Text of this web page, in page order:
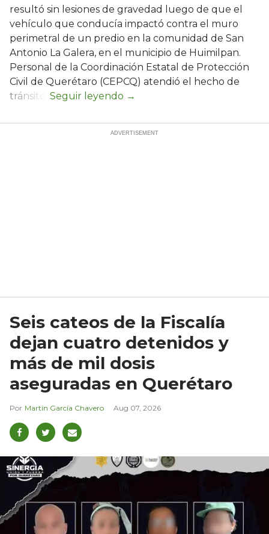
resultó sin lesiones de gravedad luego de que el
vehículo que conducía impactó contra el muro
perimetral de un predio en la comunidad de San
Antonio La Galera, en el municipio de Huimilpan.
Personal de la Coordinación Estatal de Protección
Civil de Querétaro (CEPCQ) atendió el hecho de
tránsito.
Seis cateos de la Fiscalía
dejan cuatro detenidos y
más de mil dosis
aseguradas en Querétaro
Martín García Chavero Aug 07, 2026